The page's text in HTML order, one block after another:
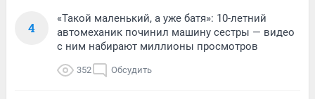
4
«Такой маленький, а уже батя»: 10-летний
автомеханик починил машину сестры — видео
с ним набирают миллионы просмотров
352 Обсудить